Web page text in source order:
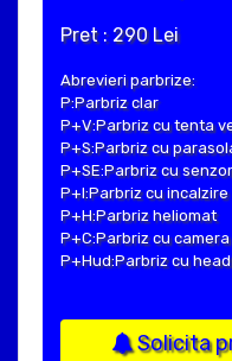
Pret : 290 Lei
Abrevieri parbrize:
P:Parbriz clar
P+V:Parbriz cu tenta
P+S:Parbriz cu
P+SE:Parbriz cu senzor
P+I:Parbriz cu incalzire
P+H:Parbriz heliomat
P+C:Parbriz cu camera
P+Hud:Parbriz cu
Solicita